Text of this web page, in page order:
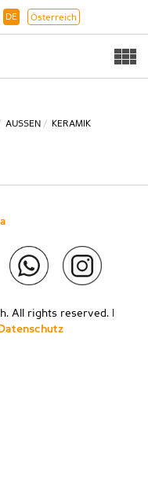
DE Österreich
AUSSEN
KERAMIK
All rights reserved. |
Datenschutz